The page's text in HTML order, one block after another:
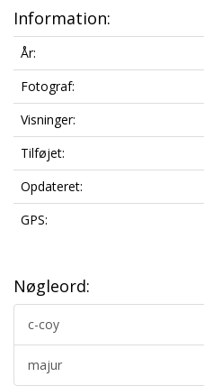
Information:
År:
Fotograf:
Visninger:
Tilføjet:
Opdateret:
GPS:
Nøgleord:
c-coy
majur